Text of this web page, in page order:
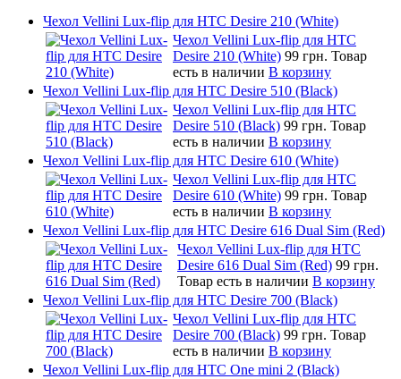
Чехол Vellini Lux-flip для HTC Desire 210 (White)
Чехол Vellini Lux-flip для HTC
Desire 210 (White) 99 грн. Товар
есть в наличии В корзину
Чехол Vellini Lux-flip для HTC Desire 510 (Black)
Чехол Vellini Lux-flip для HTC
Desire 510 (Black) 99 грн. Товар
есть в наличии В корзину
Чехол Vellini Lux-flip для HTC Desire 610 (White)
Чехол Vellini Lux-flip для HTC
Desire 610 (White) 99 грн. Товар
есть в наличии В корзину
Чехол Vellini Lux-flip для HTC Desire 616 Dual Sim (Red)
Чехол Vellini Lux-flip для HTC
Desire 616 Dual Sim (Red) 99 грн.
Товар есть в наличии В корзину
Чехол Vellini Lux-flip для HTC Desire 700 (Black)
Чехол Vellini Lux-flip для HTC
Desire 700 (Black) 99 грн. Товар
есть в наличии В корзину
Чехол Vellini Lux-flip для HTC One mini 2 (Black)